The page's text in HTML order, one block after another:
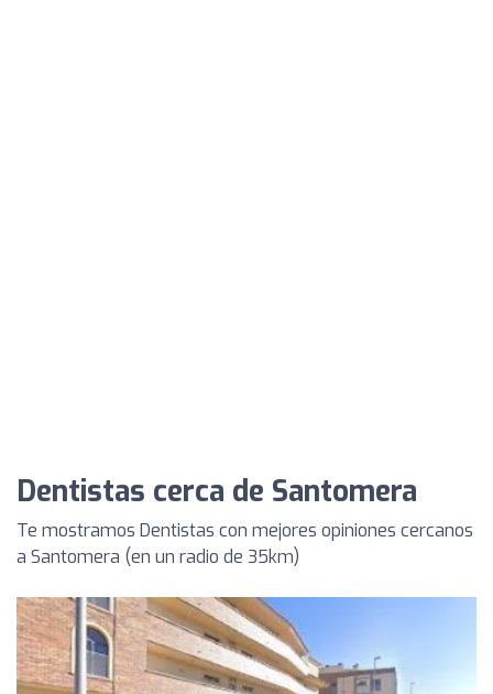
Dentistas cerca de Santomera
Te mostramos Dentistas con mejores opiniones cercanos
a Santomera (en un radio de 35km)